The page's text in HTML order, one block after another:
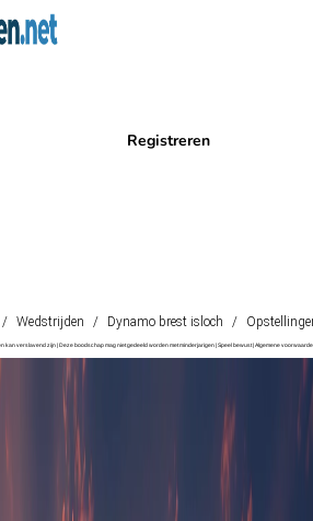
Registreren
/ Wedstrijden / Dynamo brest isloch /
kan verslavend zijn | Deze boodschap mag niet gedeeld worden met minderjarigen | Speel bewust | Algemene